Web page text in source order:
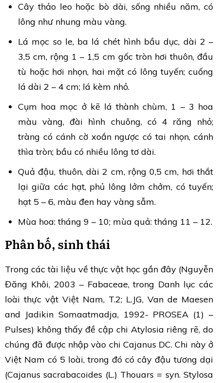
Cây thảo leo hoặc bò dài, sống nhiều năm, có
lông như nhung màu vàng.
Lá mọc so le, ba lá chét hình bầu dục, dài 2 –
3,5 cm, rộng 1 – 1,5 cm gốc tròn hơi thuôn, đầu
tù hoặc hơi nhọn, hai mặt có lông tuyến; cuống
lá dài 2 – 4 cm; lá kèm nhỏ.
Cụm hoa mọc ở kẽ lá thành chùm, 1 – 3 hoa
màu vàng, đài hình chuông, có 4 răng nhỏ;
tràng có cánh cờ xoắn ngược có tai nhọn, cánh
thìa tròn; bầu có nhiều lông tơ dài.
Quả đậu, thuôn, dài 2 cm, rộng 0,5 cm, hơi thắt
lại giữa các hạt, phủ lông lởm chởm, có tuyến;
hạt 5 – 6, màu đen hay vàng sẫm.
Mùa hoa: tháng 9 – 10; mùa quả: tháng 11 – 12.
Phân bố, sinh thái
Trong các tài liệu về thực vật học gần đây (Nguyễn
Đăng Khôi, 2003 – Fabaceae, trong Danh lục các
loài thực vật Việt Nam, T.2; L.JG, Van de Maesen
and Jadikin Somaatmadja, 1992- PROSEA (1) –
Pulses) không thấy đề cập chi Atylosia riêng rẽ, do
chúng đã được nhập vào chi Cajanus DC. Chi này ở
Việt Nam có 5 loài, trong đó có cây đậu tương dại
(Cajanus sacrabacoides (L.) Thouars = syn. Stylosa